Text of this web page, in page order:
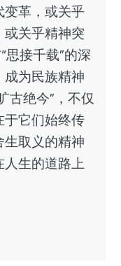
变革，或关乎
关乎精神突
思接千载”的深
为民族精神
古绝今”，不仅
于它们始终传
取义的精神
人生的道路上